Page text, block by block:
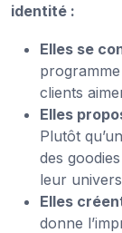
identité :
Elles se
clients
Elles
Plutôt
des
leur
Elles
donne